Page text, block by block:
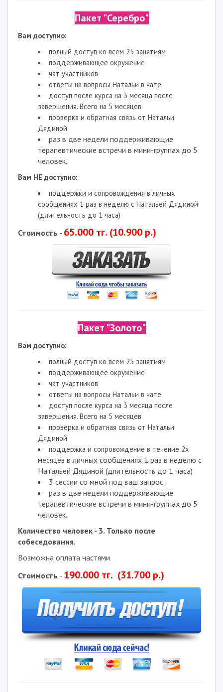
Пакет "Серебро"
Вам доступно:
полный доступ ко всем 25 занятиям
поддерживающее окружение
чат участников
ответы на вопросы Натальи в чате
доступ после курса на 3 месяца после
завершения. Всего на 5 месяцев
проверка и обратная связь от Натальи
Дядиной
раз в две недели поддерживающие
терапевтические встречи в мини-группах до 5
человек.
Вам НЕ доступно:
поддержки и сопровождения в личных
сообщениях 1 раз в неделю с Натальей Дядиной
(длительность до 1 часа)
Стоимость - 65.000 тг. (10.900 р.)
Пакет "Золото"
Вам доступно:
полный доступ ко всем 25 занятиям
поддерживающее окружение
чат участников
ответы на вопросы Натальи в чате
доступ после курса на 3 месяца после
завершения. Всего на 5 месяцев
проверка и обратная связь от Натальи
Дядиной
поддержка и сопровождение в течение 2х
месяцев в личных сообщениях 1 раз в неделю с
Натальей Дядиной (длительность до 1 часа)
3 сессии со мной под ваш запрос.
раз в две недели поддерживающие
терапевтические встречи в мини-группах до 5
человек.
Количество человек - 3. Только после
собеседования.
Возможна оплата частями
Стоимость - 190.000 тг. (31.700 р.)